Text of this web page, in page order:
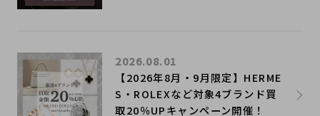
【2026年8月・9月限定】HERME
S・ROLEXなど対象4ブランド買
取20％UPキャンペーン開催！
2026.08.01